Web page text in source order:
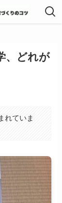
、どれが
れていま